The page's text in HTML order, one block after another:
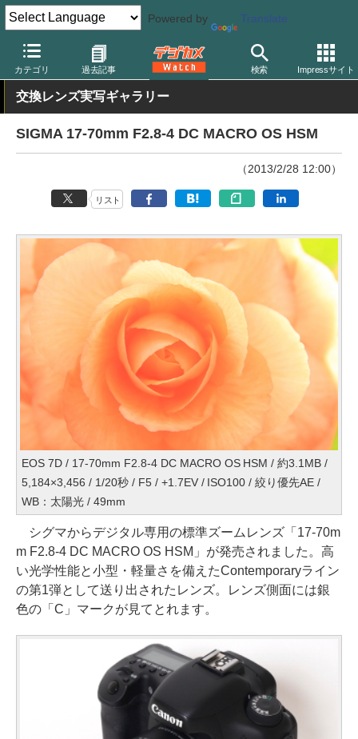
Powered by Translate
カテゴリ 過去記事 検索 Impressサイト
デジカメ Watch レンズ 交換レンズ シグマ
交換レンズ実写ギャラリー
SIGMA 17-70mm F2.8-4 DC MACRO OS HSM
（2013/2/28 12:00）
リスト
EOS 7D / 17-70mm F2.8-4 DC MACRO OS HSM / 約3.1MB /
5,184×3,456 / 1/20秒 / F5 / +1.7EV / ISO100 / 絞り優先AE /
WB：太陽光 / 49mm
シグマからデジタル専用の標準ズームレンズ「17-70m
m F2.8-4 DC MACRO OS HSM」が発売されました。高
い光学性能と小型・軽量さを備えたContemporaryライン
の第1弾として送り出されたレンズ。レンズ側面には銀
色の「C」マークが見てとれます。